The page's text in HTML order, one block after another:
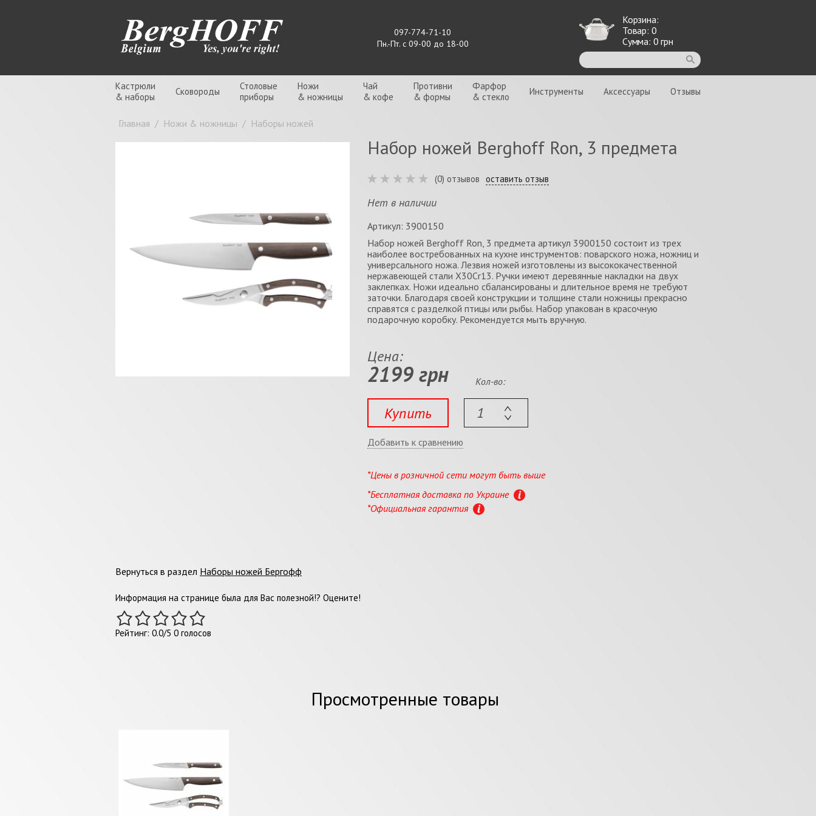
097-774-71-10
Пн.-Пт. с 09-00 до 18-00
Корзина:
Товар: 0
Сумма: 0 грн
Кастрюли
& наборы
Сковороды
Столовые
приборы
Ножи
& ножницы
Чай
& кофе
Противни
& формы
Фарфор
& стекло
Инструменты Аксессуары Отзывы
Главная / Ножи & ножницы / Наборы ножей
Набор ножей Berghoff Ron, 3 предмета
(0) отзывов оставить отзыв
Нет в наличии
Артикул: 3900150
Набор ножей Berghoff Ron, 3 предмета артикул 3900150 состоит из трех
наиболее востребованных на кухне инструментов: поварского ножа, ножниц и
универсального ножа. Лезвия ножей изготовлены из высококачественной
нержавеющей стали X30Cr13. Ручки имеют деревянные накладки на двух
заклепках. Ножи идеально сбалансированы и длительное время не требуют
заточки. Благодаря своей конструкции и толщине стали ножницы прекрасно
справятся с разделкой птицы или рыбы. Набор упакован в красочную
подарочную коробку. Рекомендуется мыть вручную.
Цена:
2199 грн
Купить
Кол-во:
Добавить к сравнению
*Цены в розничной сети могут быть выше
*Бесплатная доставка по Украине
*Официальная гарантия
Вернуться в раздел Наборы ножей Бергофф
Информация на странице была для Вас полезной!? Оцените!
Рейтинг: 0.0/5 0 голосов
Просмотренные товары